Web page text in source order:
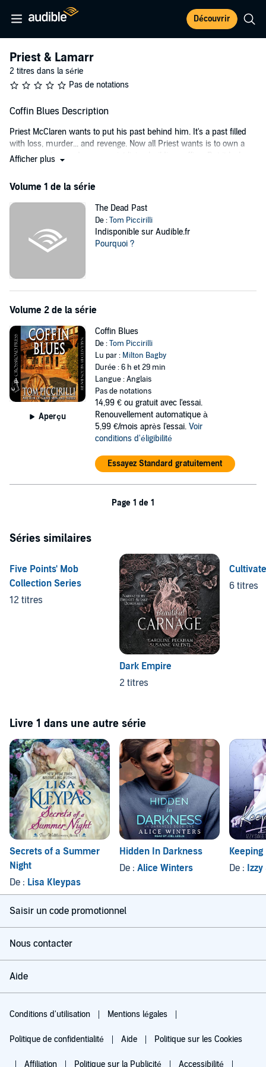
Découvrir
Priest & Lamarr
2 titres dans la série
Pas de notations
Coffin Blues Description
Priest McClaren wants to put his past behind him. It's a past filled
with loss, murder... and revenge. Now all Priest wants is to own a
carpentry shop and earn a quiet living building coffins. But it looks
Mexico, to rescue her new husband.
It's a mission he can't refuse, but it could also easily get him killed.
Especially when he runs afoul of Don Braulio, a bandit with a great
fondness for knives.
Afficher plus
Volume 1 de la série
The Dead Past
De :Tom Piccirilli
Indisponible sur Audible.fr
Pourquoi ?
Volume 2 de la série
Aperçu
Coffin Blues
De :Tom Piccirilli
Lu par : Milton Bagby
Durée : 6 h et 29 min
Langue : Anglais
Pas de notations
14,99 € ou gratuit avec l'essai.
Renouvellement automatique à
5,99 €/mois après l'essai. Voir
conditions d'éligibilité
Essayez Standard gratuitement
Page 1 de 1
Séries similaires
Five Points' Mob
Collection Series
12 titres
Dark Empire
2 titres
6 titres
Livre 1 dans une autre série
Secrets of a Summer
Night
De : Lisa Kleypas
Hidden In Darkness
De : Alice Winters
Keeping
De :
Saisir un code promotionnel
Nous contacter
Aide
Conditions d'utilisation Mentions légales
Politique de confidentialité Aide Politique sur les Cookies
Affiliation Politique sur la Publicité Accessibilité